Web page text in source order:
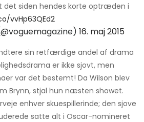
det siden hendes korte optræden i
vvHp63QEd2
16. maj 2015
sin retfærdige andel af drama
er ikke sjovt, men
var det bestemt! Da Wilson blev
Brynn, stjal hun næsten showet.
enhver skuespillerinde; den sjove
satte alt i Oscar-nomineret